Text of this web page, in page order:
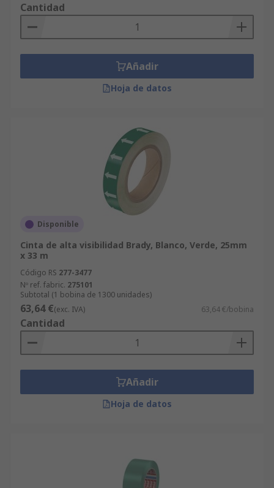
Cantidad
Añadir
Hoja de datos
Disponible
Cinta de alta visibilidad Brady, Blanco, Verde, 25mm
x 33 m
Código RS 277-3477
Nº ref. fabric. 275101
Subtotal (1 bobina de 1300 unidades)
63,64 €(exc. IVA) 63,64 €/bobina
Cantidad
Añadir
Hoja de datos